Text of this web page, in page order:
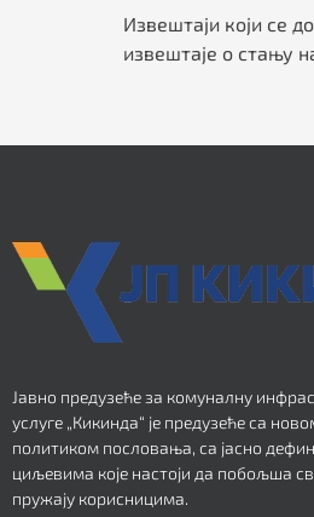
Извештаји који се
извештаје о стању
Јавно предузеће за комуналну
услуге „Кикинда“ је предузеће са
политиком пословања, са јасно
циљевима које настоји да побољша
пружају корисницима.